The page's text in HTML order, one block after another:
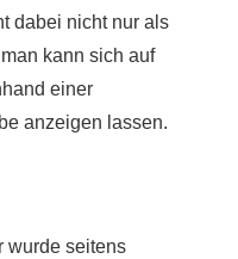
dabei nicht nur als
kann sich auf
einer
anzeigen lassen.
wurde seitens